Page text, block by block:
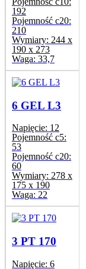
192
Pojemność c20:
210
Wymiary: 244 x
190 x 273
Waga: 33,7
6 GEL L3
Napięcie: 12
Pojemność c5:
53
Pojemność c20:
60
Wymiary: 278 x
175 x 190
Waga: 22
3 PT 170
Napięcie: 6